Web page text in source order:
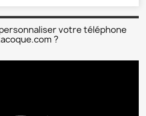
votre téléphone
?